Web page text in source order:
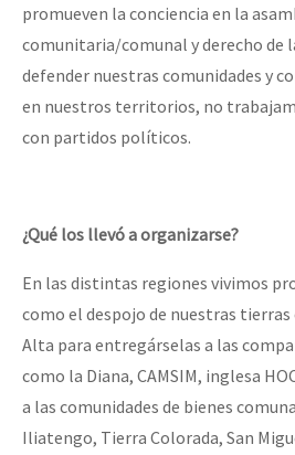
promueven la conciencia en la
comunitaria/comunal y derecho de
defender nuestras comunidades y
en nuestros territorios, no
con partidos políticos.
¿Qué los llevó a organizarse?
En las distintas regiones vivimos
como el despojo de nuestras
Alta para entregárselas a las
como la Diana, CAMSIM, inglesa
a las comunidades de bienes
Iliatengo, Tierra Colorada, San